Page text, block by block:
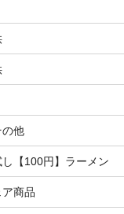
の他
【100円】ラーメン
商品